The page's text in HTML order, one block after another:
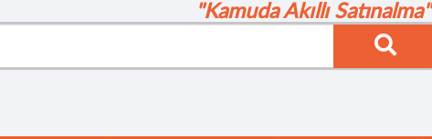
"Kamuda Akıllı Satınalma"